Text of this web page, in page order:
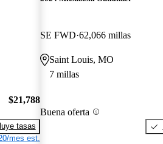
$21,788
tasas
mes est.
SE FWD 62,066 millas
Saint Louis, MO
7 millas
Buena oferta